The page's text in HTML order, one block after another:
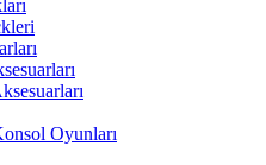
Oyunları